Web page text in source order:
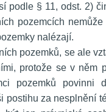
podle § 11, odst. 2)
pozemcích
nalézají.
pozemků, se ale
protože se v něm
pozemků povinni
postihu za nesplnění